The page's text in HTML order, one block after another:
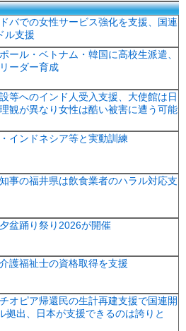
バでの女性サービス強化を支援、国連
ル支援
ール・ベトナム・韓国に高校生派遣、
ーダー育成
等へのインド人受入支援、大使館は日
観が異なり女性は酷い被害に遭う可能
インドネシア等と実動訓練
事の福井県は飲食業者のハラル対応支
盆踊り祭り2026が開催
護福祉士の資格取得を支援
オピア帰還民の生計再建支援で国連開
拠出、日本が支援できるのは誇りと